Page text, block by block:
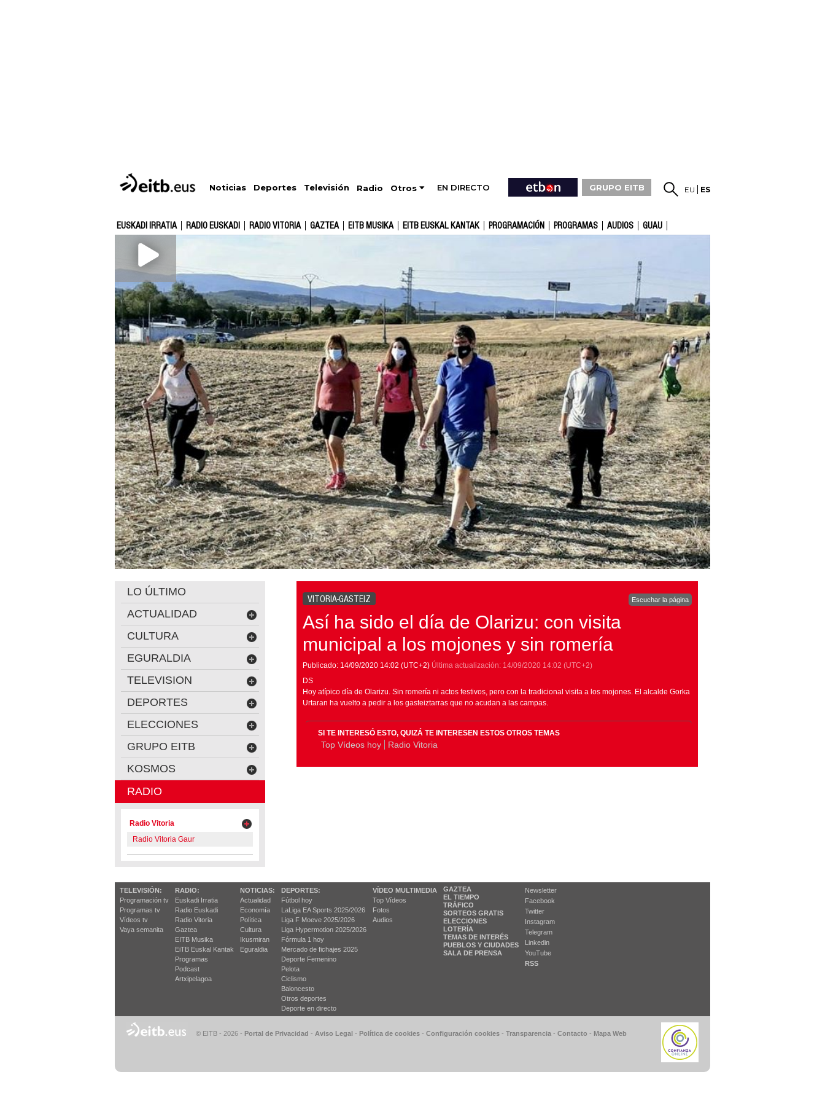
Noticias Deportes Televisión Radio Otros EN DIRECTO GRUPO EITB EU ES
EUSKADI IRRATIA RADIO EUSKADI RADIO VITORIA GAZTEA EITB MUSIKA EITB EUSKAL KANTAK PROGRAMACIÓN PROGRAMAS AUDIOS GUAU
VITORIA-GASTEIZ Escuchar la página
Así ha sido el día de Olarizu: con visita
municipal a los mojones y sin romería
Publicado: 14/09/2020 14:02 (UTC+2) Última actualización: 14/09/2020 14:02 (UTC+2)
DS
Hoy atípico día de Olarizu. Sin romería ni actos festivos, pero con la tradicional visita a los mojones. El alcalde Gorka
Urtaran ha vuelto a pedir a los gasteiztarras que no acudan a las campas.
SI TE INTERESÓ ESTO, QUIZÁ TE INTERESEN ESTOS OTROS TEMAS
Top Vídeos hoy Radio Vitoria
LO ÚLTIMO
ACTUALIDAD
CULTURA
EGURALDIA
TELEVISION
DEPORTES
ELECCIONES
GRUPO EITB
KOSMOS
RADIO
Radio Vitoria
Radio Vitoria Gaur
TELEVISIÓN:
Programación tv
Programas tv
Vídeos tv
Vaya semanita
RADIO:
Euskadi Irratia
Radio Euskadi
Radio Vitoria
Gaztea
EITB Musika
EiTB Euskal Kantak
Programas
Podcast
Artxipelagoa
NOTICIAS:
Actualidad
Economía
Política
Cultura
Ikusmiran
Eguraldia
DEPORTES:
Fútbol hoy
LaLiga EA Sports 2025/2026
Liga F Moeve 2025/2026
Liga Hypermotion 2025/2026
Fórmula 1 hoy
Mercado de fichajes 2025
Deporte Femenino
Pelota
Ciclismo
Baloncesto
Otros deportes
Deporte en directo
VÍDEO MULTIMEDIA
Top Vídeos
Fotos
Audios
GAZTEA
EL TIEMPO
TRÁFICO
SORTEOS GRATIS
ELECCIONES
LOTERÍA
TEMAS DE INTERÉS
PUEBLOS Y CIUDADES
SALA DE PRENSA
Newsletter
Facebook
Twitter
Instagram
Telegram
Linkedin
YouTube
RSS
© EITB - 2026 - Portal de Privacidad - Aviso Legal - Política de cookies - Configuración cookies - Transparencia - Contacto - Mapa Web